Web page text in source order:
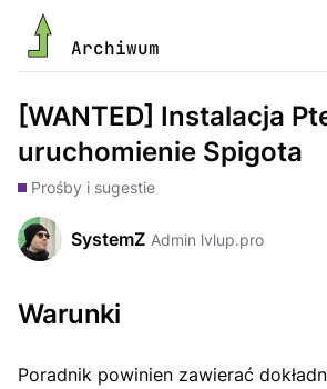
Archiwum
[WANTED] Instalacja
uruchomienie Spigota
Prośby i sugestie
SystemZ Admin lvlup.pro
Warunki
Poradnik powinien zawierać